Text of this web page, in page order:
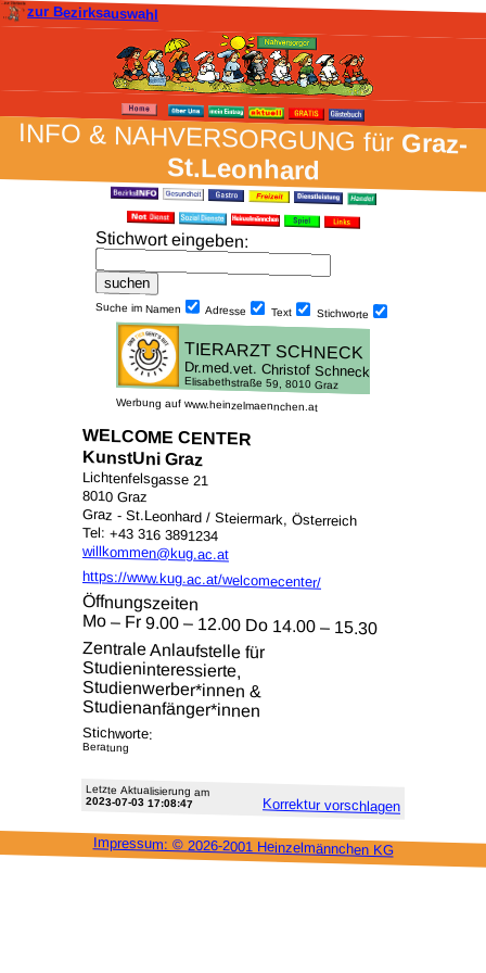
zur Bezirksauswahl
INFO & NAH­VER­SORG­UNG fürGraz-
St.Leonhard
Stich­wort ein­geben:
Suche im Namen Adresse Text Stich­worte
Werbung auf www.heinzelmaennchen.at
WELCOME CENTER
KunstUni Graz
Lichtenfelsgasse 21
8010 Graz
Graz - St.Leonhard / Steiermark, Österreich
Tel: +43 316 3891234
willkommen@kug.ac.at
https://www.kug.ac.at/welcomecenter/
Öffnungszeiten
Mo – Fr 9.00 – 12.00 Do 14.00 – 15.30
Zentrale Anlaufstelle für
Studieninteressierte,
Studienwerber*innen &
Studienanfänger*innen
Stichworte:
Beratung
Letzte Aktu­alisie­rung am
2023-07-03 17:08:47 Korrektur vor­schlagen
Impressum: © 2026-2001 Heinzel­männchen KG